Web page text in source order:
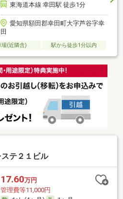
東海道本線 幸田駅 徒歩1分
愛知県額田郡幸田町大字芦谷字幸
田
場(近隣含) 駅から徒歩1分以内
テ２１ビル
17.60万円
管理費等11,000円